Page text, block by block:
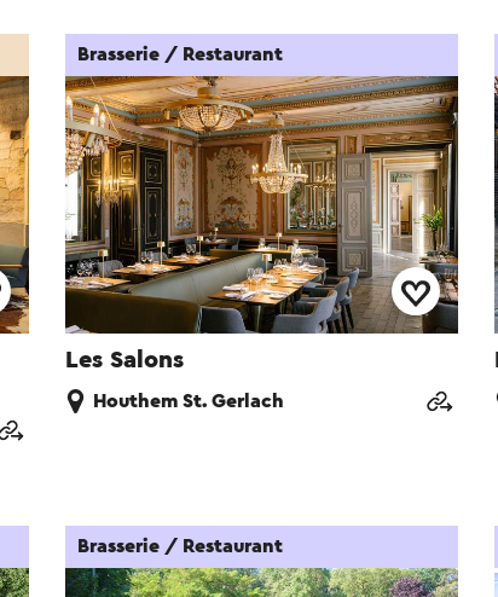
Les Salons
Brasserie / Restaurant
Houthem St. Gerlach
Brasserie / Restaurant